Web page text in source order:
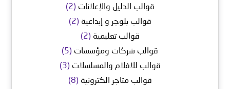
قوالب الدليل والإعلانات (2)
قوالب بلوجر و إبداعية (2)
قوالب تعليمية (2)
قوالب شركات ومؤسسات (5)
قوالب للافلام والمسلسلات (3)
قوالب متاجر الكترونية (8)